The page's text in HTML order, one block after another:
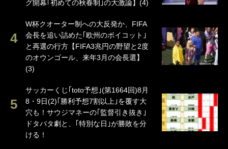
グ開幕｢初めての秋春制｣の大激論】(4)
W杯クオーター制への大反発か、FIFA
会長を追い詰めた｢欧州のボイコット｣
と再選の行方【FIFA3兆円の野望と2度
のオウンゴール、来年3月の会長選】
(3)
サッカーくじ｢toto予想｣(第1664回)8月
8・9日(2)｢勝利予想7割以上｣を覆す大
穴も！サウジマネーの｢監督引き抜き｣
ドタバタ劇と、｢特別な日｣が勝敗を分
ける！